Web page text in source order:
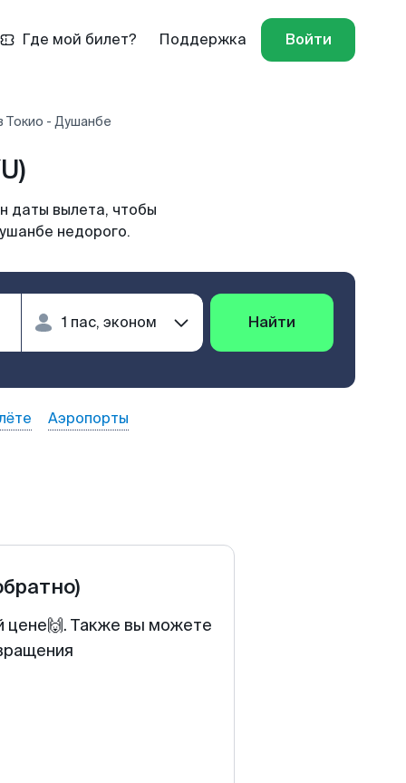
Где мой билет? Поддержка Войти
Токио - Душанбе
даты вылета, чтобы
недорого.
Найти
Аэропорты
цене🙌. Также вы можете